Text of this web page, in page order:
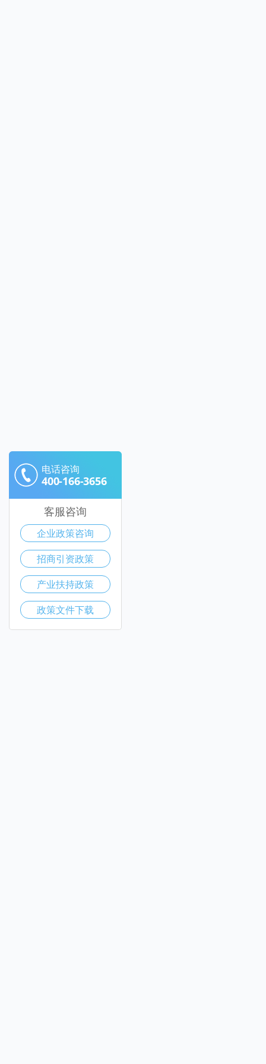
电话咨询
400-166-3656
客服咨询
企业政策咨询
招商引资政策
产业扶持政策
政策文件下载